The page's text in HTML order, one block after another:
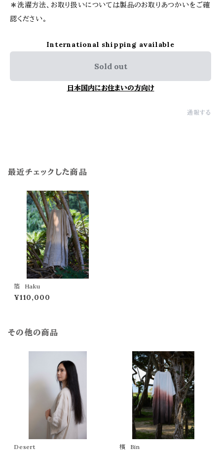
＊洗濯方法、お取り扱いについては製品のお取りあつかいをご確
認ください。
International shipping available
Sold out
日本国内にお住まいの方向け
通報する
最近チェックした商品
箔 Haku
¥110,000
その他の商品
Desert 檳 Bin